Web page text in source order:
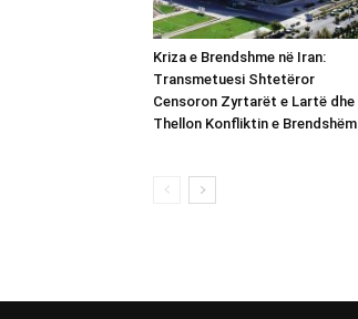
Kriza e Brendshme në Iran:
Transmetuesi Shtetëror
Censoron Zyrtarët e Lartë dhe
Thellon Konfliktin e Brendshëm